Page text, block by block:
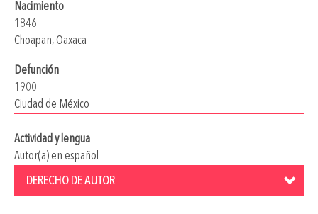
Nacimiento
1846
Choapan, Oaxaca
Defunción
1900
Ciudad de México
Actividad y lengua
Autor(a) en español
DERECHO DE AUTOR